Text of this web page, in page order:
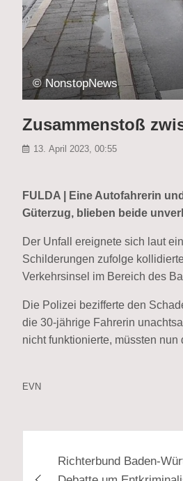
© NonstopNews
Zusammenstoß
13. April 2023, 00:55
FULDA | Eine Autofahrerin
Güterzug, blieben beide
Der Unfall ereignete sich laut
Schilderungen zufolge
Verkehrsinsel im Bereich des
Die Polizei bezifferte den
die 30-jährige Fahrerin
nicht funktionierte, müssten
EVN
Richterbund Baden-